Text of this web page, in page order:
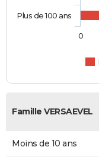
Plus de 100 ans
0
Famille VERSAEVEL
Moins de 10 ans